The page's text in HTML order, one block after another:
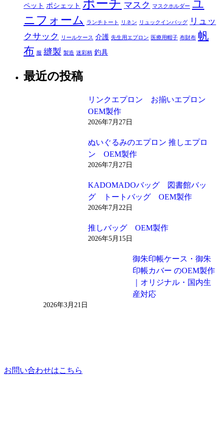
ペット ポシェット ポーチ マスク マスクホルダー ユ
ニフォーム
ランチトート リネン リュックインバッグ
リュッ
クサック
リールケース 介護 先生用エプロン 医療用帽子 布財布 帆
布 服 縫製 製造 迷彩柄 釣具
最近の投稿
リンクエプロン お揃いエプロン
OEM製作
2026年7月27日
ぬいぐるみのエプロン 推しエプロ
ン OEM製作
2026年7月27日
KADOMADOバッグ 図書館バッ
グ トートバッグ OEM製作
2026年7月22日
推しバッグ OEM製作
2026年5月15日
御朱印帳ケース・御朱
印帳カバー のOEM製作
｜オリジナル・国内生
産対応
2026年3月21日
お問い合わせはこちら